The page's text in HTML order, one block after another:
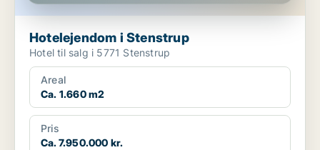
Hotelejendom i Stenstrup
Hotel til salg i 5771 Stenstrup
Areal
Ca. 1.660 m2
Pris
Ca. 7.950.000 kr.